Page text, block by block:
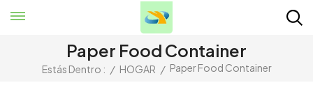
Paper Food Container
Estás Dentro : / HOGAR / Paper Food Container